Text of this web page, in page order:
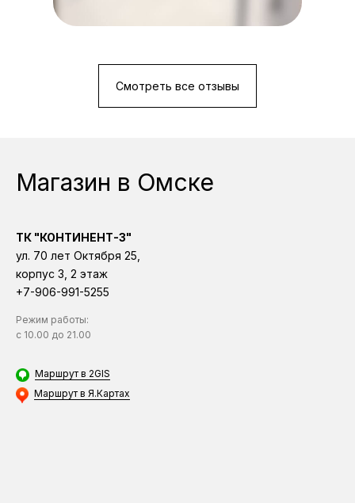
Смотреть все отзывы
более 1000 положительных отзывов
Маршрут в Я.Картах
ТК "КОНТИНЕНТ-3"
ул. 70 лет Октября 25,
корпус 3, 2 этаж
+7-906-991-5255
Режим работы:
с 10.00 до 21.00
Магазин в Омске
Маршрут в 2GIS